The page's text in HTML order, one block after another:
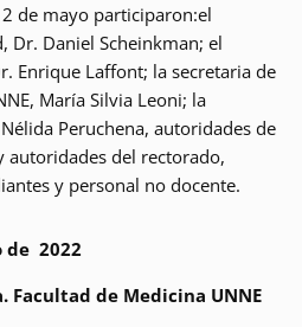
de mayo participaron:el
Dr. Daniel Scheinkman; el
Enrique Laffont; la secretaria de
María Silvia Leoni; la
Peruchena, autoridades de
autoridades del rectorado,
y personal no docente.
de 2022
Facultad de Medicina UNNE